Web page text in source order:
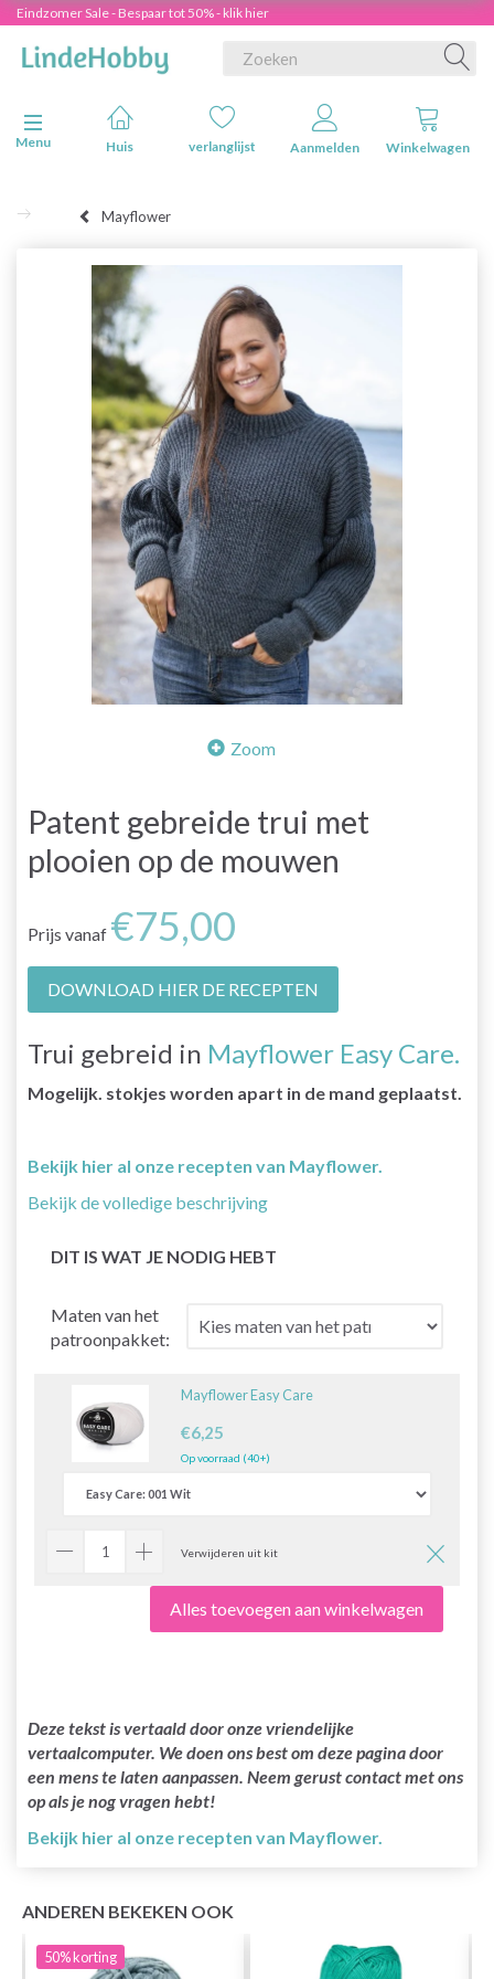
Eindzomer Sale - Bespaar tot 50% - klik hier
Navigatie in-/uitschakelen
Menu
Huis verlanglijst Aanmelden Winkelwagen
Mayflower
Zoom
Patent gebreide trui met
plooien op de mouwen
Prijs vanaf €75,00
DOWNLOAD HIER DE RECEPTEN
Trui gebreid in Mayflower Easy Care.
Mogelijk. stokjes worden apart in de mand geplaatst.
Bekijk hier al onze recepten van Mayflower.
Bekijk de volledige beschrijving
DIT IS WAT JE NODIG HEBT
Maten van het
patroonpakket:
Mayflower Easy Care
€6,25
Op voorraad (40+)
Verwijderen uit kit
Alles toevoegen aan winkelwagen
Deze tekst is vertaald door onze vriendelijke
vertaalcomputer. We doen ons best om deze pagina door
een mens te laten aanpassen. Neem gerust contact met ons
op als je nog vragen hebt!
Bekijk hier al onze recepten van Mayflower.
ANDEREN BEKEKEN OOK
50%korting